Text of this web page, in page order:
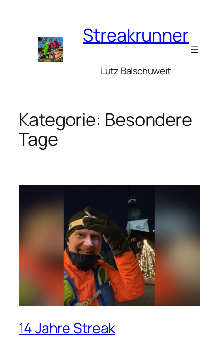
springen
Streakrunner
Lutz Balschuweit
Kategorie: Besondere
Tage
14 Jahre Streak